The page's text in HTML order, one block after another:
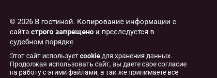
© 2026 В гостиной. Копирование информации с
сайта строго запрещено и преследуется в
судебном порядке
Этот сайт используетcookie для хранения данных.
Продолжая использовать сайт, вы даете свое согласие
на работу с этими файлами, а так же принимаете все